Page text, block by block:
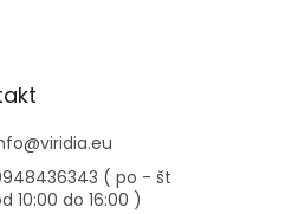
@viridia.eu
( po - št
10:00 do 16:00 )